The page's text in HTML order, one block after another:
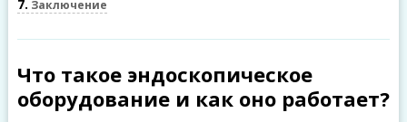
7 Заключение
Что такое эндоскопическое
оборудование и как оно работает?